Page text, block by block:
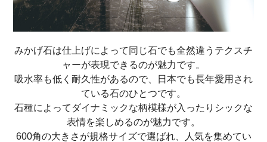
みかげ石は仕上げによって同じ石でも全然違うテクスチ
ャーが表現できるのが魅力です。
吸水率も低く耐久性があるので、日本でも長年愛用され
ている石のひとつです。
石種によってダイナミックな柄模様が入ったりシックな
表情を楽しめるのが魅力です。
600角の大きさが規格サイズで選ばれ、人気を集めてい